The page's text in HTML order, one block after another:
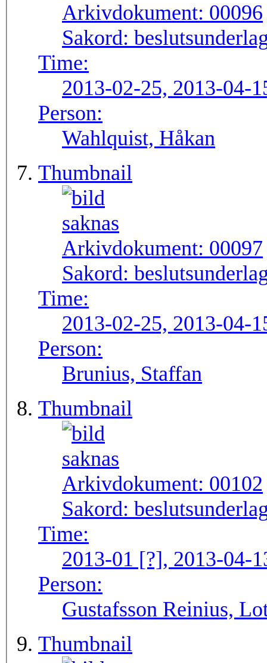
Arkivdokument: 00096
Sakord:
Time:
2013-02-25, 2013-04-
Person:
Wahlquist, Håkan
Thumbnail
Arkivdokument: 00097
Sakord:
Time:
2013-02-25, 2013-04-
Person:
Brunius, Staffan
Thumbnail
Arkivdokument: 00102
Sakord:
Time:
2013-01 [?], 2013-04-
Person:
Gustafsson Reinius,
Thumbnail